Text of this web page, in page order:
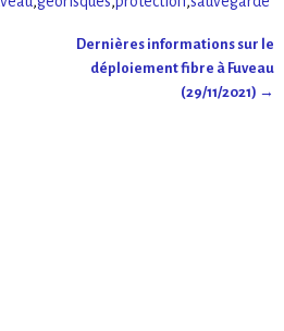
Dernières informations sur le
déploiement fibre à Fuveau
(29/11/2021) →